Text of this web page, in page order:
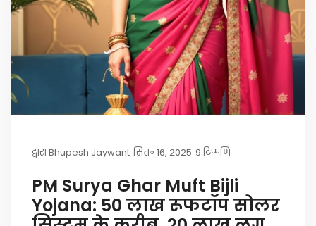
द्वाराBhupesh Jaywant सित॰ 16, 2025 9 टिप्पणि
PM Surya Ghar Muft Bijli
Yojana: 50 लाख रूफटॉप सोलर